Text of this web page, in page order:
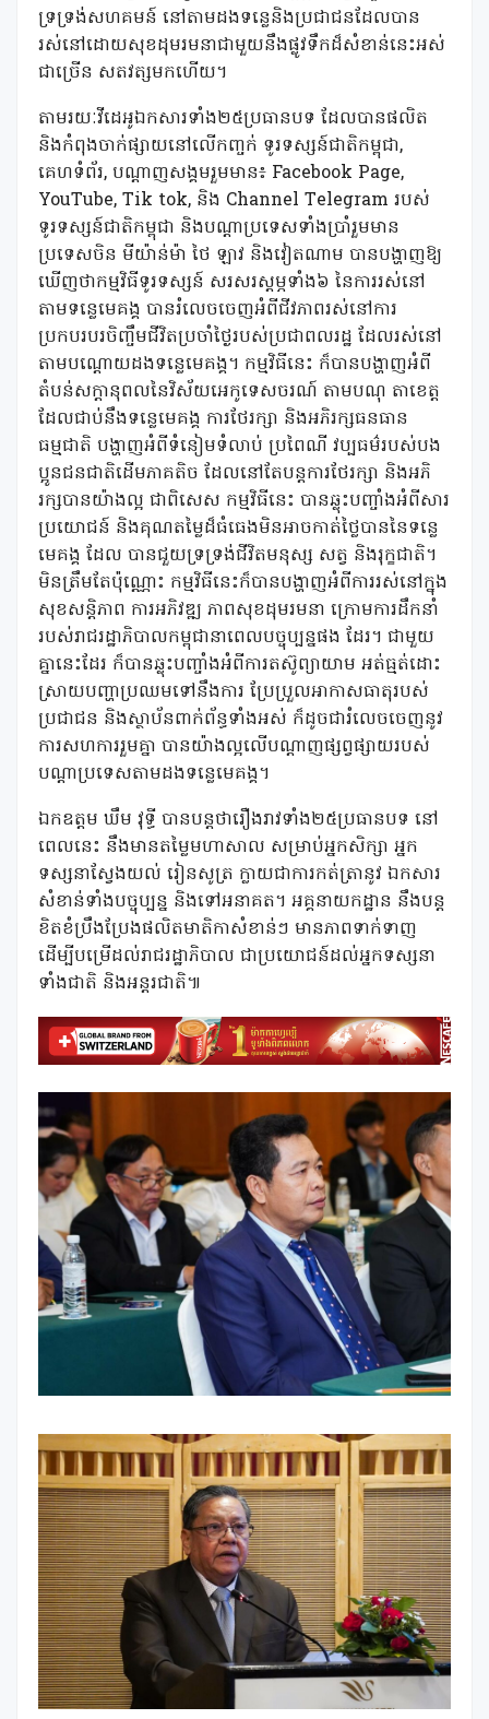
ទ្រទ្រង់សហគមន៍ នៅតាមដងទន្លេនិងប្រជាជនដែលបាន
រស់នៅដោយសុខដុមរមនាជាមួយនឹងផ្លូវទឹកដ៏សំខាន់នេះអស់
ជាច្រើន សតវត្សមកហើយ។
តាមរយៈវីដេអូឯកសារទាំង២៥ប្រធានបទ ដែលបានផលិត
និងកំពុងចាក់ផ្សាយនៅលើកញ្ចក់ ទូរទស្សន៍ជាតិកម្ពុជា,
គេហទំព័រ, បណ្តាញសង្គមរួមមាន៖ Facebook Page,
YouTube, Tik tok, និង Channel Telegram របស់
ទូរទស្សន៍ជាតិកម្ពុជា និងបណ្តាប្រទេសទាំងប្រាំរួមមាន
ប្រទេសចិន មីយ៉ាន់ម៉ា ថៃ ឡាវ និងវៀតណាម បានបង្ហាញឱ្យ
ឃើញថាកម្មវិធីទូរទស្សន៍ សរសរស្តម្ភទាំង៦ នៃការរស់នៅ
តាមទន្លេមេគង្គ បានរំលេចចេញអំពីជីវភាពរស់នៅការ
ប្រកបរបរចិញ្ចឹមជីវិតប្រចាំថ្ងៃរបស់ប្រជាពលរដ្ឋ ដែលរស់នៅ
តាមបណ្តោយដងទន្លេមេគង្គ។ កម្មវិធីនេះ ក៏បានបង្ហាញអំពី
តំបន់សក្តានុពលនៃវិស័យអេកូទេសចរណ៍ តាមបណុ តាខេត្ត
ដែលជាប់នឹងទន្លេមេគង្គ ការថែរក្សា និងអភិរក្សធនធាន
ធម្មជាតិ បង្ហាញអំពីទំនៀមទំលាប់ ប្រពៃណី វប្បធម៌របស់បង
ប្អូនជនជាតិដើមភាគតិច ដែលនៅតែបន្តការថែរក្សា និងអភិ
រក្សបានយ៉ាងល្អ ជាពិសេស កម្មវិធីនេះ បានឆ្លុះបញ្ចាំងអំពីសារ
ប្រយោជន៍ និងគុណតម្លៃដ៏ធំធេងមិនអាចកាត់ថ្លៃបាននៃទន្លេ
មេគង្គ ដែល បានជួយទ្រទ្រង់ជីវិតមនុស្ស សត្វ និងរុក្ខជាតិ។
មិនត្រឹមតែប៉ុណ្ណោះ កម្មវិធីនេះក៏បានបង្ហាញអំពីការរស់នៅក្នុង
សុខសន្តិភាព ការអភិវឌ្ឍ ភាពសុខដុមរមនា ក្រោមការដឹកនាំ
របស់រាជរដ្ឋាភិបាលកម្ពុជានាពេលបច្ចុប្បន្នផង ដែរ។ ជាមួយ
គ្នានេះដែរ ក៏បានឆ្លុះបញ្ចាំងអំពីការតស៊ូព្យាយាម អត់ធ្មត់ដោះ
ស្រាយបញ្ហាប្រឈមទៅនឹងការ ប្រែប្រួលអាកាសធាតុរបស់
ប្រជាជន និងស្ថាប័នពាក់ព័ន្ធទាំងអស់ ក៏ដូចជារំលេចចេញនូវ
ការសហការរួមគ្នា បានយ៉ាងល្អលើបណ្តាញផ្សព្វផ្សាយរបស់
បណ្តាប្រទេសតាមដងទន្លេមេគង្គ។
ឯកឧត្ដម ឃឹម វុទ្ធី បានបន្តថារឿងរាវទាំង២៥ប្រធានបទ នៅ
ពេលនេះ នឹងមានតម្លៃមហាសាល សម្រាប់អ្នកសិក្សា អ្នក
ទស្សនាស្វែងយល់ រៀនសូត្រ ក្លាយជាការកត់ត្រានូវ ឯកសារ
សំខាន់ទាំងបច្ចុប្បន្ន និងទៅអនាគត។ អគ្គនាយកដ្ឋាន នឹងបន្ត
ខិតខំប្រឹងប្រែងផលិតមាតិកាសំខាន់ៗ មានភាពទាក់ទាញ
ដើម្បីបម្រើដល់រាជរដ្ឋាភិបាល ជាប្រយោជន៍ដល់អ្នកទស្សនា
ទាំងជាតិ និងអន្តរជាតិ៕